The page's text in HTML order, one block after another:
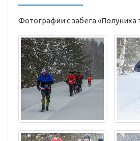
Фотографии с забега «Полуниха